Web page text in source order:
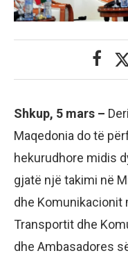
Shkup, 5 mars –
Maqedonia do të
hekurudhore midis
gjatë një takimi në
dhe Komunikacionit
Transportit dhe
dhe Ambasadores